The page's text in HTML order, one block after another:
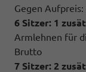
Gegen Aufpreis:
6 Sitzer: 1
Armlehnen für
Brutto
7 Sitzer: 2